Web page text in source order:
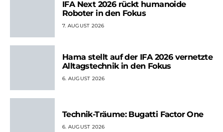
IFA Next 2026 rückt humanoide
Roboter in den Fokus
7. AUGUST 2026
Hama stellt auf der IFA 2026 vernetzte
Alltagstechnik in den Fokus
6. AUGUST 2026
Technik-Träume: Bugatti Factor One
6. AUGUST 2026